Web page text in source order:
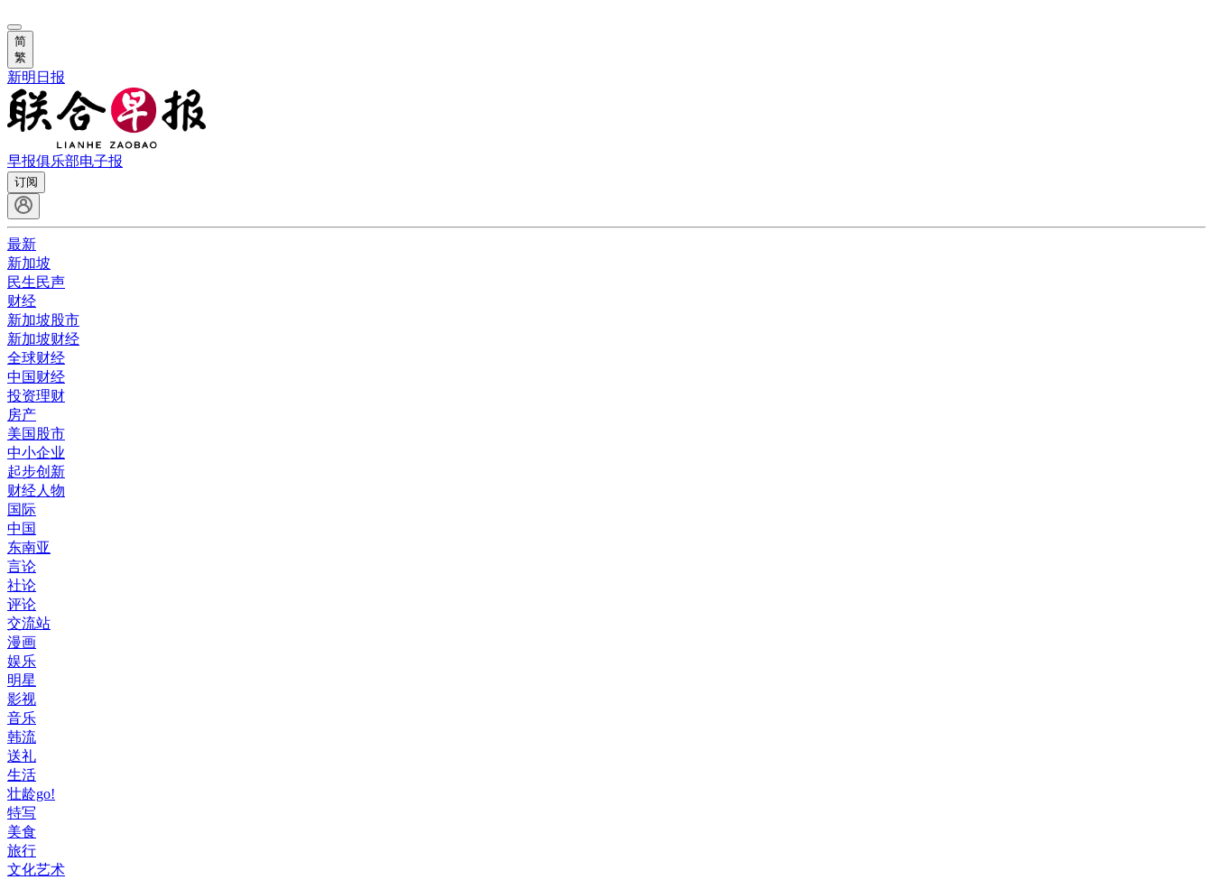
简
繁
新明日报
早报俱乐部电子报
订阅
最新
新加坡
民生民声
财经
新加坡股市
新加坡财经
全球财经
中国财经
投资理财
房产
美国股市
中小企业
起步创新
财经人物
国际
中国
东南亚
言论
社论
评论
交流站
漫画
娱乐
明星
影视
音乐
韩流
送礼
生活
壮龄go!
特写
美食
旅行
文化艺术